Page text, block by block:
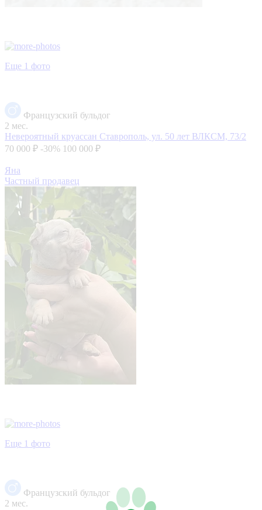
Еще 1 фото
Французский бульдог
2 мес.
Невероятный круассан Ставрополь, ул. 50 лет ВЛКСМ, 73/2
70 000 ₽ -30% 100 000 ₽
Яна
Частный продавец
Еще 1 фото
Французский бульдог
2 мес.